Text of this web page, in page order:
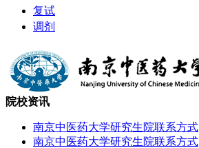
复试
调剂
院校资讯
南京中医药大学研究生院联系方式
南京中医药大学研究生院联系方式